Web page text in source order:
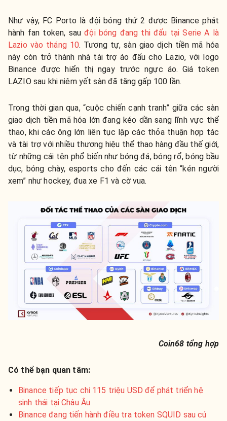
Như vậy, FC Porto là đội bóng thứ 2 được Binance phát
hành fan token, sauđội bóng đang thi đấu tại Serie A là
Lazio vào tháng 10. Tương tự, sàn giao dịch tiền mã hóa
này còn trở thành nhà tài trợ áo đấu cho Lazio, với logo
Binance được hiển thị ngay trước ngực áo. Giá token
LAZIO sau khi niêm yết sàn đã tăng gấp 100 lần.
Trong thời gian qua, “cuộc chiến cạnh tranh” giữa các sàn
giao dịch tiền mã hóa lớn đang kéo dần sang lĩnh vực thể
thao, khi các ông lớn liên tục lập các thỏa thuận hợp tác
và tài trợ với nhiều thương hiệu thể thao hàng đầu thế giới,
từ những cái tên phổ biến như bóng đá, bóng rổ, bóng bầu
dục, bóng chày, esports cho đến các cái tên “kén người
xem” như hockey, đua xe F1 và cờ vua.
Coin68 tổng hợp
Có thể bạn quan tâm:
Binance tiếp tục chi 115 triệu USD để phát triển hệ
sinh thái tại Châu Âu
Binance đang tiến hành điều tra token SQUID sau cú